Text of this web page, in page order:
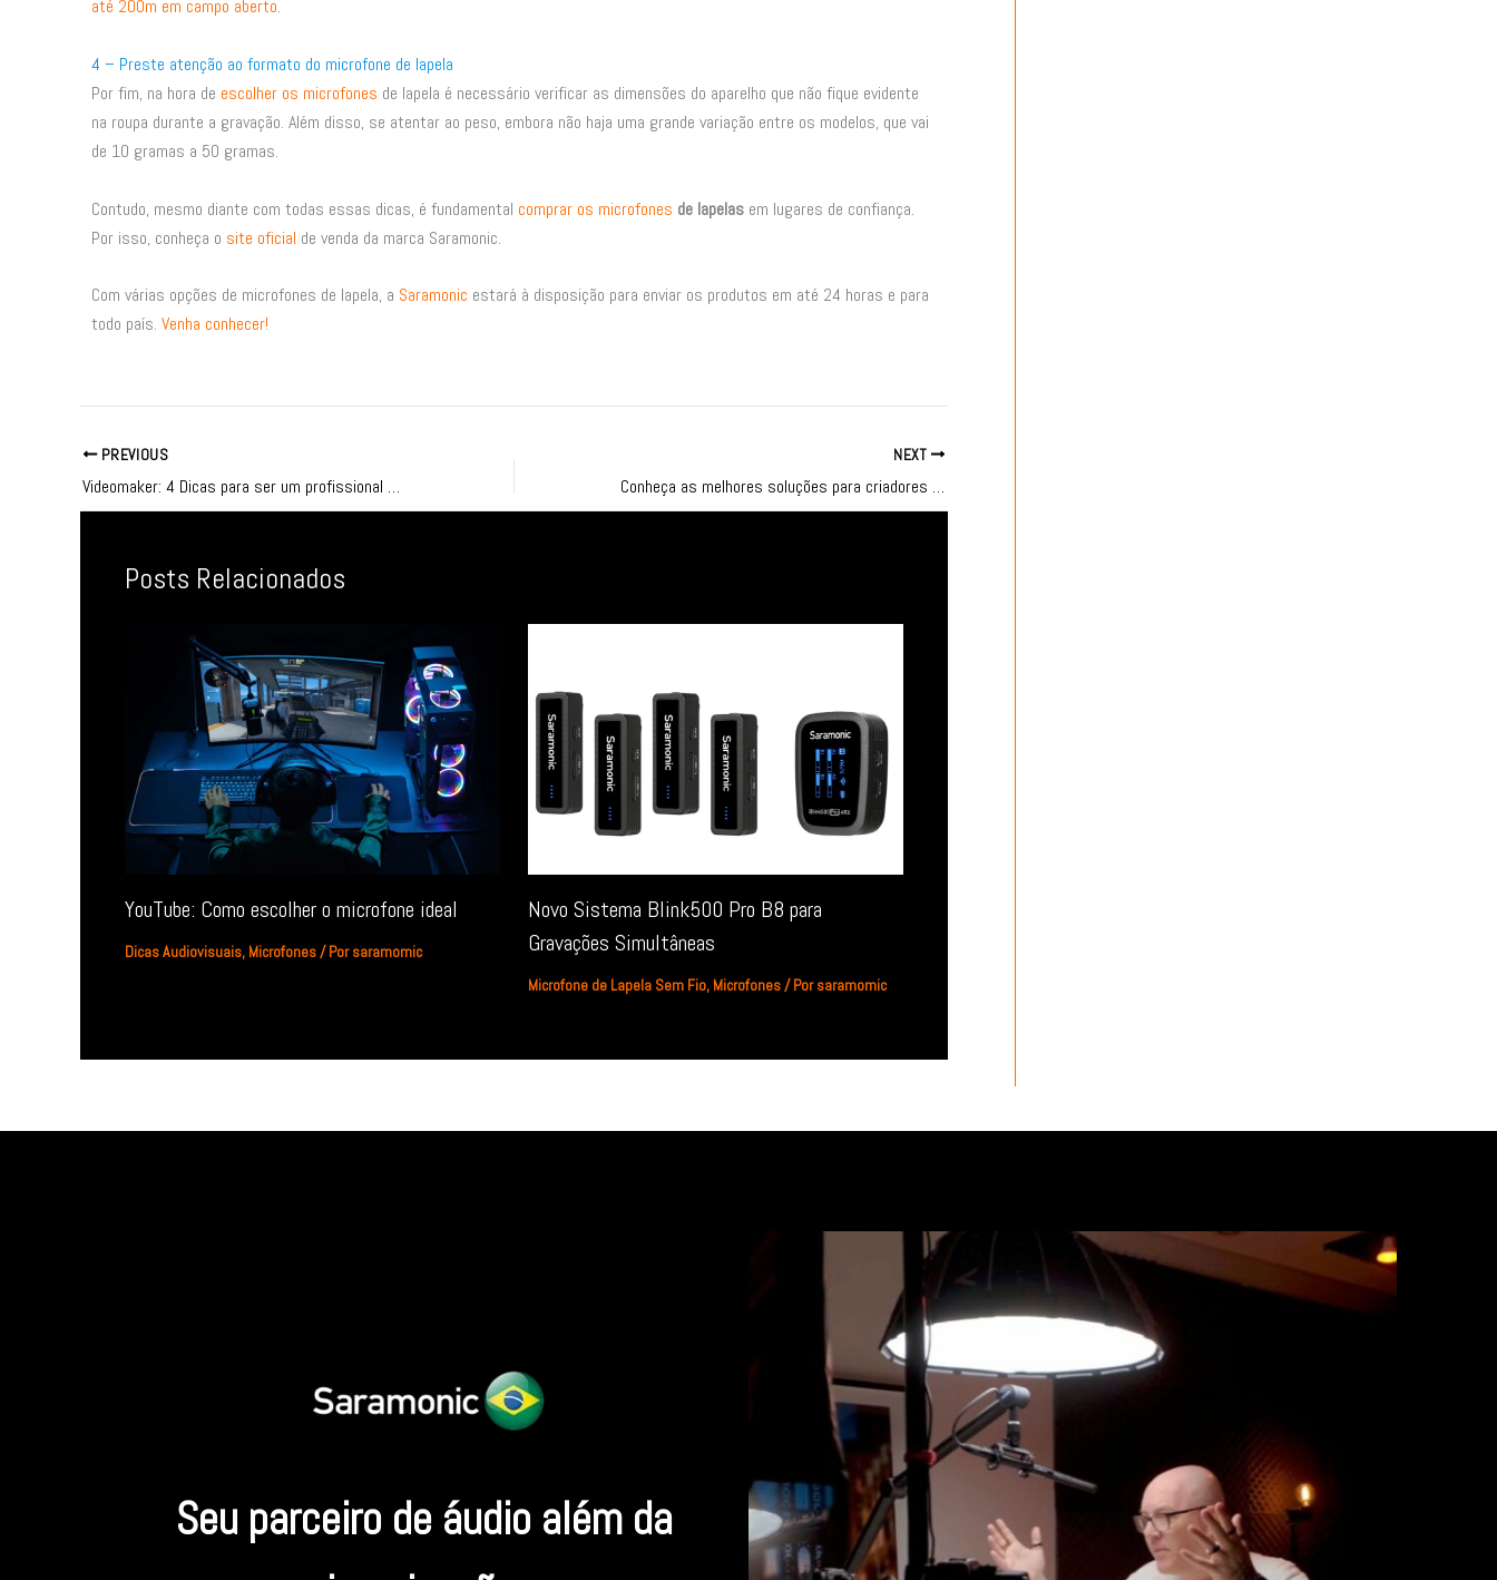
até 200m em campo aberto.
4 – Preste atenção ao formato do microfone de lapela
Por fim, na hora de escolher os microfones de lapela é necessário verificar as dimensões do aparelho que não fique evidente
na roupa durante a gravação. Além disso, se atentar ao peso, embora não haja uma grande variação entre os modelos, que vai
de 10 gramas a 50 gramas.
Contudo, mesmo diante com todas essas dicas, é fundamental comprar os microfones de lapelas em lugares de confiança.
Por isso, conheça o site oficial de venda da marca Saramonic.
Com várias opções de microfones de lapela, a Saramonic estará à disposição para enviar os produtos em até 24 horas e para
todo país. Venha conhecer!
PREVIOUS
Videomaker: 4 Dicas para ser um profissional de sucesso
NEXT
Conheça as melhores soluções para criadores de conteúdo
Posts Relacionados
YouTube: Como escolher o microfone ideal
Dicas Audiovisuais, Microfones/ Porsaramomic
Novo Sistema Blink500 Pro B8 para
Gravações Simultâneas
Microfone de Lapela Sem Fio, Microfones/ Porsaramomic
Seu parceiro de áudio além da